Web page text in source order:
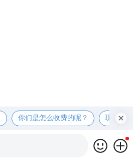
你们是怎么收费的呢？ 现在有